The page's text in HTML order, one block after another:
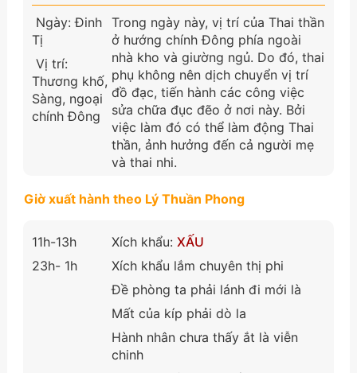
Ngày: Đinh
Tị
Vị trí:
Thương khố,
Sàng, ngoại
chính Đông
Trong ngày này, vị trí của Thai thần
ở hướng chính Đông phía ngoài
nhà kho và giường ngủ. Do đó, thai
phụ không nên dịch chuyển vị trí
đồ đạc, tiến hành các công việc
sửa chữa đục đẽo ở nơi này. Bởi
việc làm đó có thể làm động Thai
thần, ảnh hưởng đến cả người mẹ
và thai nhi.
Giờ xuất hành theo Lý Thuần Phong
11h-13h
23h- 1h
Xích khẩu: XẤU
Xích khẩu lắm chuyên thị phi
Đề phòng ta phải lánh đi mới là
Mất của kíp phải dò la
Hành nhân chưa thấy ắt là viễn
chinh